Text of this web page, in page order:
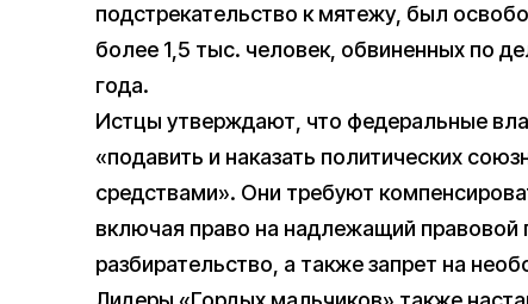
подстрекательство к мятежу, был
более 1,5 тыс. человек, обвиненных по
года.
Истцы утверждают, что федеральные
«подавить и наказать политических
средствами». Они требуют
включая право на надлежащий правовой
разбирательство, а также запрет на